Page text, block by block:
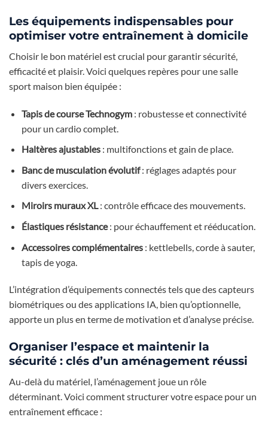
Les équipements indispensables pour
optimiser votre entraînement à domicile
Choisir le bon matériel est crucial pour garantir sécurité,
efficacité et plaisir. Voici quelques repères pour une salle
sport maison bien équipée :
Tapis de course Technogym: robustesse et connectivité
pour un cardio complet.
Haltères ajustables: multifonctions et gain de place.
Banc de musculation évolutif: réglages adaptés pour
divers exercices.
Miroirs muraux XL: contrôle efficace des mouvements.
Élastiques résistance: pour échauffement et rééducation.
Accessoires complémentaires: kettlebells, corde à sauter,
tapis de yoga.
L’intégration d’équipements connectés tels que des capteurs
biométriques ou des applications IA, bien qu’optionnelle,
apporte un plus en terme de motivation et d’analyse précise.
Organiser l’espace et maintenir la
sécurité : clés d’un aménagement réussi
Au-delà du matériel, l’aménagement joue un rôle
déterminant. Voici comment structurer votre espace pour un
entraînement efficace :